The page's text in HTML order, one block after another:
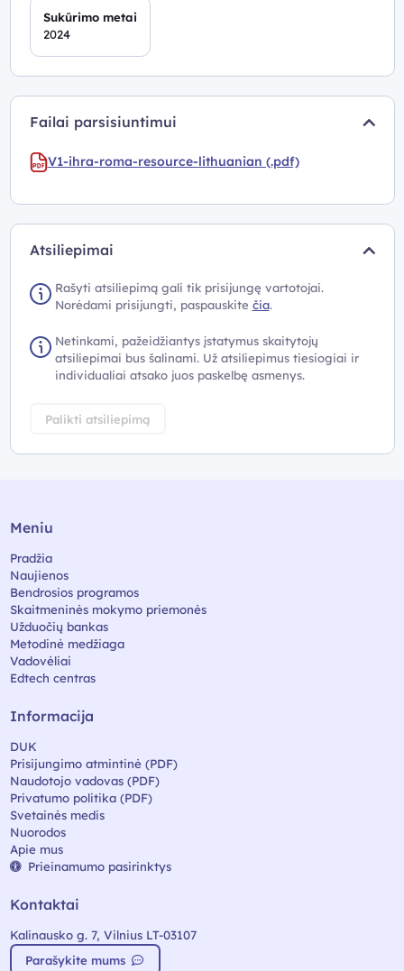
Sukūrimo metai
2024
Failai parsisiuntimui
V1-ihra-roma-resource-lithuanian (.pdf)
Atsiliepimai
Rašyti atsiliepimą gali tik prisijungę vartotojai.
Norėdami prisijungti, paspauskite čia.
Netinkami, pažeidžiantys įstatymus skaitytojų
atsiliepimai bus šalinami. Už atsiliepimus tiesiogiai ir
individualiai atsako juos paskelbę asmenys.
Palikti atsiliepimą
Meniu
Pradžia
Naujienos
Bendrosios programos
Skaitmeninės mokymo priemonės
Užduočių bankas
Metodinė medžiaga
Vadovėliai
Edtech centras
Informacija
DUK
Prisijungimo atmintinė (PDF)
Naudotojo vadovas (PDF)
Privatumo politika (PDF)
Svetainės medis
Nuorodos
Apie mus
Prieinamumo pasirinktys
Kontaktai
Kalinausko g. 7, Vilnius LT-03107
Parašykite mums